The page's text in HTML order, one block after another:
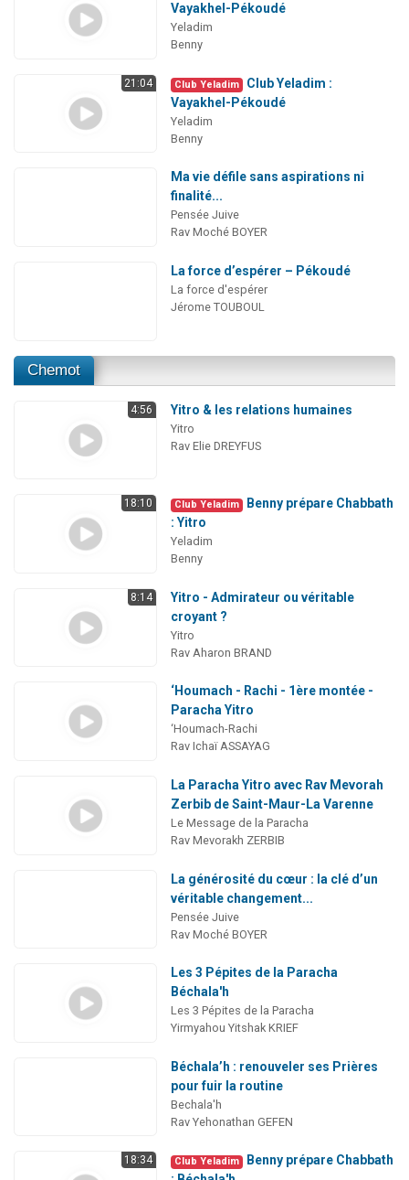
Vayakhel-Pékoudé
Yeladim
Benny
21:04 Club Yeladim
Club Yeladim :
Vayakhel-Pékoudé
Yeladim
Benny
Ma vie défile sans aspirations ni
finalité...
Pensée Juive
Rav Moché BOYER
La force d’espérer – Pékoudé
La force d'espérer
Jérome TOUBOUL
Chemot
4:56 Yitro & les relations humaines
Yitro
Rav Elie DREYFUS
18:10 Club Yeladim
Benny prépare Chabbath
: Yitro
Yeladim
Benny
8:14
Yitro - Admirateur ou véritable
croyant ?
Yitro
Rav Aharon BRAND
‘Houmach - Rachi - 1ère montée -
Paracha Yitro
‘Houmach-Rachi
Rav Ichaï ASSAYAG
La Paracha Yitro avec Rav Mevorah
Zerbib de Saint-Maur-La Varenne
Le Message de la Paracha
Rav Mevorakh ZERBIB
La générosité du cœur : la clé d’un
véritable changement...
Pensée Juive
Rav Moché BOYER
Les 3 Pépites de la Paracha
Béchala'h
Les 3 Pépites de la Paracha
Yirmyahou Yitshak KRIEF
Béchala’h : renouveler ses Prières
pour fuir la routine
Bechala'h
Rav Yehonathan GEFEN
18:34 Club Yeladim
Benny prépare Chabbath